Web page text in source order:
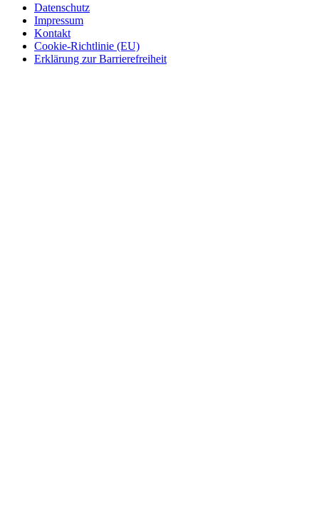
Datenschutz
Impressum
Kontakt
Cookie-Richtlinie (EU)
Erklärung zur Barrierefreiheit